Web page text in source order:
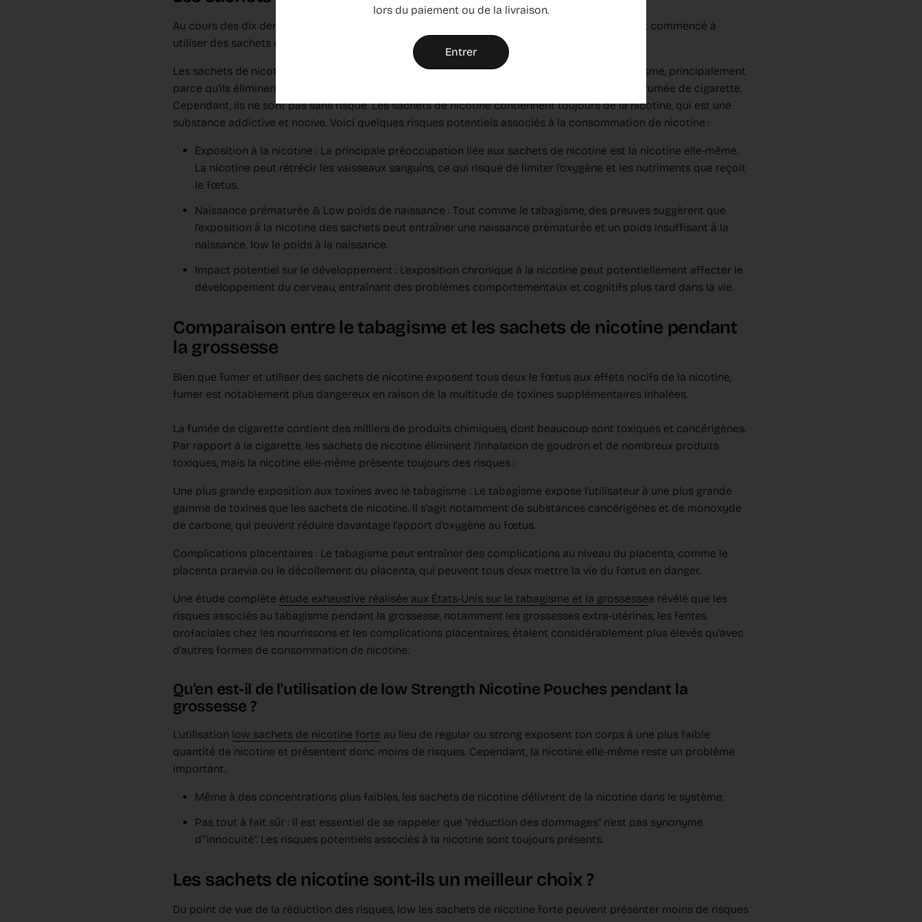
Au cours des dix dernières années, de nombreuses personnes en Europe et aux États-Unis ont commencé à
utiliser des sachets de nicotine pour arrêter de fumer.
Les sachets de nicotine sont souvent présentés comme des alternatives plus sûres au tabagisme, principalement
parce qu'ils éliminent l'inhalation de nombreux produits chimiques toxiques présents dans la fumée de cigarette.
Cependant, ils ne sont pas sans risque. Les sachets de nicotine contiennent toujours de la nicotine, qui est une
substance addictive et nocive. Voici quelques risques potentiels associés à la consommation de nicotine :
Exposition à la nicotine : La principale préoccupation liée aux sachets de nicotine est la nicotine elle-même.
La nicotine peut rétrécir les vaisseaux sanguins, ce qui risque de limiter l'oxygène et les nutriments que reçoit
le fœtus.
Naissance prématurée & Low poids de naissance : Tout comme le tabagisme, des preuves suggèrent que
l'exposition à la nicotine des sachets peut entraîner une naissance prématurée et un poids insuffisant à la
naissance. low le poids à la naissance.
Impact potentiel sur le développement : L'exposition chronique à la nicotine peut potentiellement affecter le
développement du cerveau, entraînant des problèmes comportementaux et cognitifs plus tard dans la vie.
Comparaison entre le tabagisme et les sachets de nicotine pendant
la grossesse
Bien que fumer et utiliser des sachets de nicotine exposent tous deux le fœtus aux effets nocifs de la nicotine,
fumer est notablement plus dangereux en raison de la multitude de toxines supplémentaires inhalées.
La fumée de cigarette contient des milliers de produits chimiques, dont beaucoup sont toxiques et cancérigènes.
Par rapport à la cigarette, les sachets de nicotine éliminent l'inhalation de goudron et de nombreux produits
toxiques, mais la nicotine elle-même présente toujours des risques :
Une plus grande exposition aux toxines avec le tabagisme : Le tabagisme expose l'utilisateur à une plus grande
gamme de toxines que les sachets de nicotine. Il s'agit notamment de substances cancérigènes et de monoxyde
de carbone, qui peuvent réduire davantage l'apport d'oxygène au fœtus.
Complications placentaires : Le tabagisme peut entraîner des complications au niveau du placenta, comme le
placenta praevia ou le décollement du placenta, qui peuvent tous deux mettre la vie du fœtus en danger.
Une étude complète étude exhaustive réalisée aux États-Unis sur le tabagisme et la grossessea révélé que les
risques associés au tabagisme pendant la grossesse, notamment les grossesses extra-utérines, les fentes
orofaciales chez les nourrissons et les complications placentaires, étaient considérablement plus élevés qu'avec
d'autres formes de consommation de nicotine.
Qu'en est-il de l'utilisation de low Strength Nicotine Pouches pendant la
grossesse ?
L'utilisation low sachets de nicotine forte au lieu de regular ou strong exposent ton corps à une plus faible
quantité de nicotine et présentent donc moins de risques. Cependant, la nicotine elle-même reste un problème
important.
Même à des concentrations plus faibles, les sachets de nicotine délivrent de la nicotine dans le système.
Pas tout à fait sûr : Il est essentiel de se rappeler que "réduction des dommages" n'est pas synonyme
d'"innocuité". Les risques potentiels associés à la nicotine sont toujours présents.
Les sachets de nicotine sont-ils un meilleur choix ?
Du point de vue de la réduction des risques, low les sachets de nicotine forte peuvent présenter moins de risques
lors du paiement ou de la livraison.
Entrer